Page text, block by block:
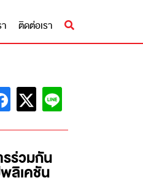
ติดต่อเรา
ร่วมกัน
ลิเคชัน